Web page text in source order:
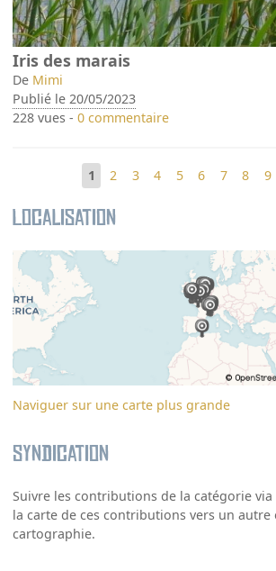
Iris des marais
De Mimi
Publié le 20/05/2023
228 vues -0 commentaire
1 2 3 4 5 6 7 8 9
Localisation
Naviguer sur une carte plus grande
Syndication
Suivre les contributions de la catégorie via
la carte de ces contributions vers un autre
cartographie.